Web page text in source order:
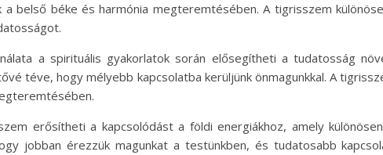
a belső béke és harmónia megteremtésében. A tigrisszem
a spirituális gyakorlatok során elősegítheti a tudatosság
téve, hogy mélyebb kapcsolatba kerüljünk önmagunkkal. A
erősítheti a kapcsolódást a földi energiákhoz, amely
jobban érezzük magunkat a testünkben, és tudatosabb